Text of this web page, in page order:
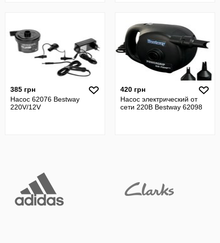
385 грн
Насос 62076 Bestway
220V/12V
420 грн
Насос электрический от
сети 220В Bestway 62098